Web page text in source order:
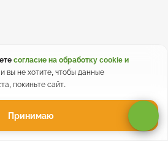
согласие на обработку cookie и
вы не хотите, чтобы данные
покиньте сайт.
Принимаю